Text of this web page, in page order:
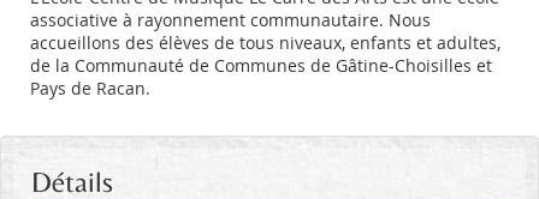
associative à rayonnement communautaire. Nous
accueillons des élèves de tous niveaux, enfants et adultes,
de la Communauté de Communes de Gâtine-Choisilles et
Pays de Racan.
Détails